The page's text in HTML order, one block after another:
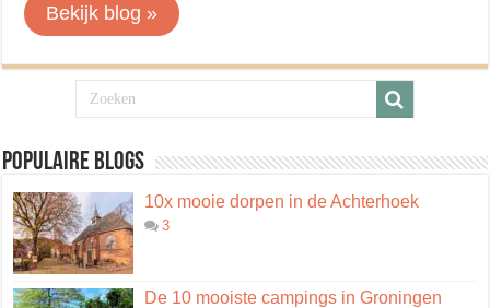
Bekijk blog »
Populaire blogs
10x mooie dorpen in de Achterhoek
3
De 10 mooiste campings in Groningen